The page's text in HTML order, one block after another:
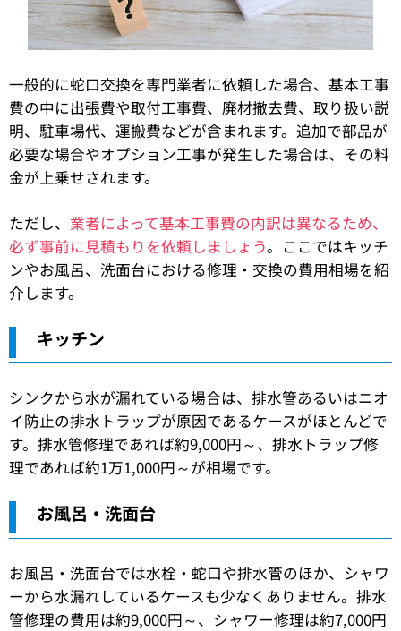
一般的に蛇口交換を専門業者に依頼した場合、基本工事
費の中に出張費や取付工事費、廃材撤去費、取り扱い説
明、駐車場代、運搬費などが含まれます。追加で部品が
必要な場合やオプション工事が発生した場合は、その料
金が上乗せされます。
ただし、 業者によって基本工事費の内訳は異なるため、
必ず事前に見積もりを依頼しましょう。ここではキッチ
ンやお風呂、洗面台における修理・交換の費用相場を紹
介します。
キッチン
シンクから水が漏れている場合は、排水管あるいはニオ
イ防止の排水トラップが原因であるケースがほとんどで
す。排水管修理であれば約9,000円～、排水トラップ修
理であれば約1万1,000円～が相場です。
お風呂・洗面台
お風呂・洗面台では水栓・蛇口や排水管のほか、シャワ
ーから水漏れしているケースも少なくありません。排水
管修理の費用は約9,000円～、シャワー修理は約7,000円